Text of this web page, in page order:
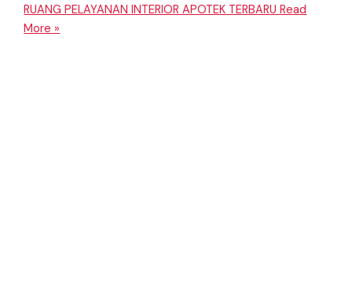
RUANG PELAYANAN INTERIOR APOTEK TERBARU Read
More »